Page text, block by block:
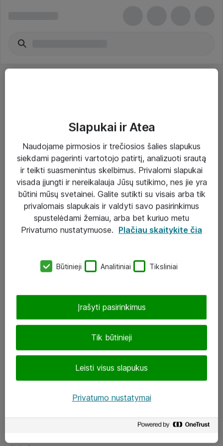
Paslaugos
Sprendimai
Įgyvendinti projektai
Atea ekspertų patarimai verslui
eShop@atea.lt
LinkedIn
Slapukai ir Atea
Naudojame pirmosios ir trečiosios šalies slapukus
siekdami pagerinti vartotojo patirtį, analizuoti srautą
ir teikti suasmenintus skelbimus. Privalomi slapukai
visada įjungti ir nereikalauja Jūsų sutikimo, nes jie yra
būtini mūsų svetainei. Galite sutikti su visais arba tik
privalomais slapukais ir valdyti savo pasirinkimus
spustelėdami žemiau, arba bet kuriuo metu
Privatumo nustatymuose. Plačiau skaitykite čia
Būtinieji Analitiniai Tiksliniai
Tik būtinieji
Leisti visus slapukus
Įrašyti pasirinkimus
Privatumo nustatymai